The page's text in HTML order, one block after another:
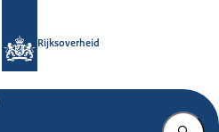
Rijksoverheid